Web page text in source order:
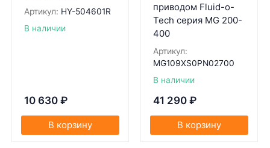
Артикул: HY-504601R
В наличии
10 630 ₽
В корзину
приводом Fluid-o-
Tech серия MG 200-
400
Артикул:
MG109XS0PN02700
В наличии
41 290 ₽
В корзину